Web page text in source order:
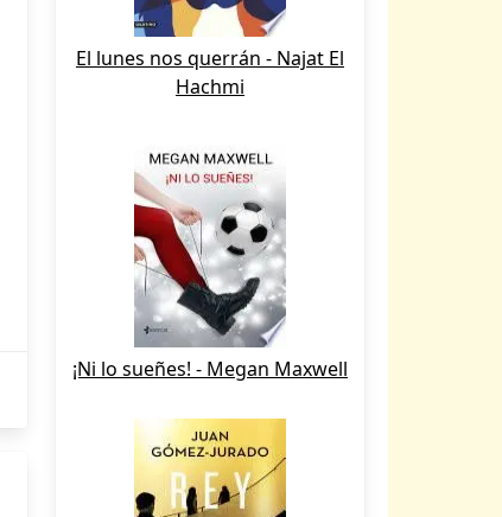
El lunes nos querrán - Najat El
Hachmi
¡Ni lo sueñes! - Megan Maxwell